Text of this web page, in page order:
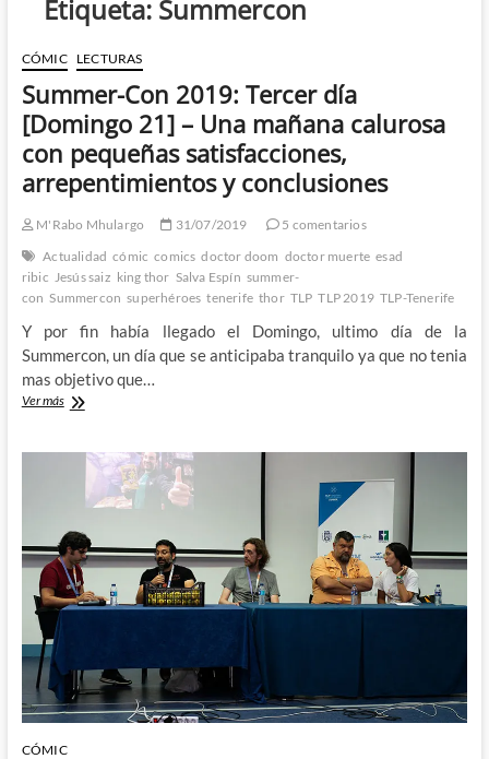
Etiqueta: Summercon
CÓMIC LECTURAS
Summer-Con 2019: Tercer día
[Domingo 21] – Una mañana calurosa
con pequeñas satisfacciones,
arrepentimientos y conclusiones
M'Rabo Mhulargo 31/07/2019
5 comentarios
Actualidad cómic comics doctor doom doctor muerte esad
ribic Jesús saiz king thor Salva Espín summer-
con Summercon superhéroes tenerife thor TLP TLP 2019 TLP-Tenerife
Y por fin había llegado el Domingo, ultimo día de la
Summercon, un día que se anticipaba tranquilo ya que no tenia
mas objetivo que…
Ver másSummer-
Tercer
[Domingo
–
Una
mañana
calurosa
con
arrepentimientos
conclusiones
CÓMIC